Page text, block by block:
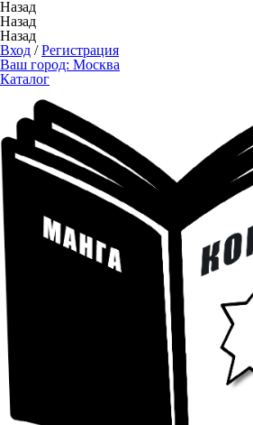
Назад
Назад
Назад
Вход /Регистрация
Ваш город: Москва
Каталог